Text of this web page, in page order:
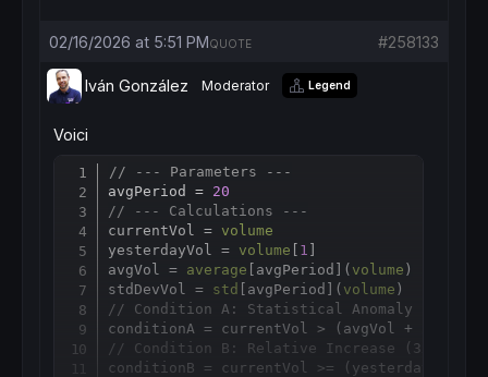
02/16/2026 at 5:51 PM #258133
QUOTE
Iván González Moderator Legend
Voici
// --- Parameters ---
avgPeriod = 20
// --- Calculations ---
currentVol = volume
yesterdayVol = volume [ 1 ]
avgVol = average [ avgPeriod]( volume )
stdDevVol = std [ avgPeriod]( volume
// Condition A: Statistical Anomaly (Z-
conditionA = currentVol > (avgVol +
// Condition B: Relative Increase (3x
conditionB = currentVol >= (yesterdayVol *